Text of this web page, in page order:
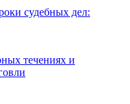
судебных дел: